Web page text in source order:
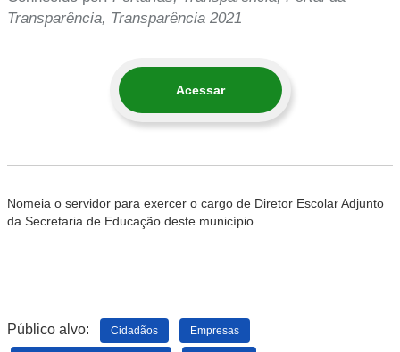
Transparência, Transparência 2021
Acessar
Nomeia o servidor para exercer o cargo de Diretor Escolar Adjunto
da Secretaria de Educação deste município.
Público alvo: Cidadãos Empresas